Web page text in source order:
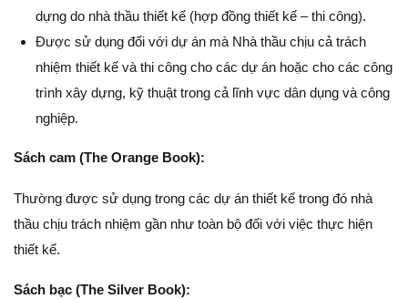
dựng do nhà thầu thiết kế (hợp đồng thiết kế – thi công).
Được sử dụng đối với dự án mà Nhà thầu chịu cả trách
nhiệm thiết kế và thi công cho các dự án hoặc cho các công
trình xây dựng, kỹ thuật trong cả lĩnh vực dân dụng và công
nghiệp.
Sách cam (The Orange Book):
Thường được sử dụng trong các dự án thiết kế trong đó nhà
thầu chịu trách nhiệm gần như toàn bộ đối với việc thực hiện
thiết kế.
Sách bạc (The Silver Book):